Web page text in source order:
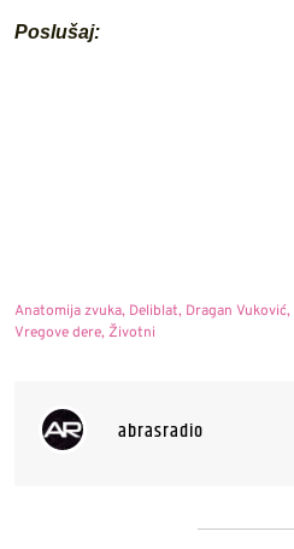
Poslušaj:
Anatomija zvuka, Deliblat, Dragan Vuković,
Vregove dere,Životni
abrasradio